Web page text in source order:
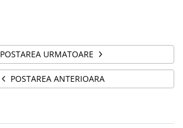
POSTAREA URMATOARE
POSTAREA ANTERIOARA